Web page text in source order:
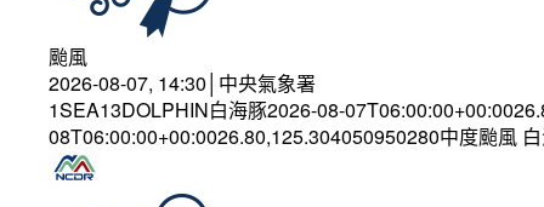
颱風
2026-08-07, 14:30│中央氣象署
1SEA13DOLPHIN白海豚2026-08-
08T06:00:00+00:0026.80,125.304050950280中度颱風